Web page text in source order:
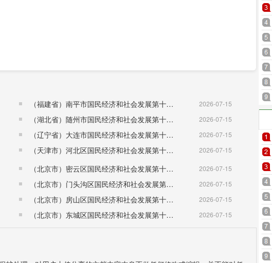
（福建省）南平市国民经济和社会发展第十五个五年规划纲要 2026-07-15
（湖北省）随州市国民经济和社会发展第十五个五年规划纲要 2026-07-15
（辽宁省）大连市国民经济和社会发展第十五个五年规划纲要 2026-07-15
（天津市）河北区国民经济和社会发展第十五个五年规划纲要 2026-07-15
（北京市）密云区国民经济和社会发展第十五个五年规划纲要 2026-07-15
（北京市）门头沟区国民经济和社会发展第十五个五年规划纲要 2026-07-15
（北京市）房山区国民经济和社会发展第十五个五年规划纲要 2026-07-15
（北京市）东城区国民经济和社会发展第十五个五年规划纲要 2026-07-15